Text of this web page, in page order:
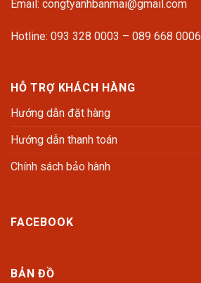
Email: congtyanhbanmai@gmail.com
Hotline: 093 328 0003 – 089 668 0006
HỖ TRỢ KHÁCH HÀNG
Hướng dẫn đặt hàng
Hướng dẫn thanh toán
Chính sách bảo hành
FACEBOOK
BẢN ĐỒ